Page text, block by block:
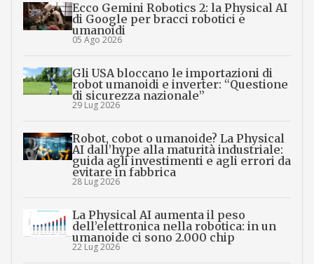
Ecco Gemini Robotics 2: la Physical AI
di Google per bracci robotici e
umanoidi
05 Ago 2026
Gli USA bloccano le importazioni di
robot umanoidi e inverter: “Questione
di sicurezza nazionale”
29 Lug 2026
Robot, cobot o umanoide? La Physical
AI dall’hype alla maturità industriale:
guida agli investimenti e agli errori da
evitare in fabbrica
28 Lug 2026
La Physical AI aumenta il peso
dell’elettronica nella robotica: in un
umanoide ci sono 2.000 chip
22 Lug 2026